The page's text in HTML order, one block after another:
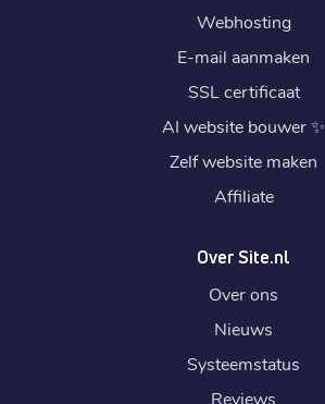
Webhosting
E-mail aanmaken
SSL certificaat
AI website bouwer✨
Zelf website maken
Affiliate
Over Site.nl
Over ons
Nieuws
Systeemstatus
Reviews